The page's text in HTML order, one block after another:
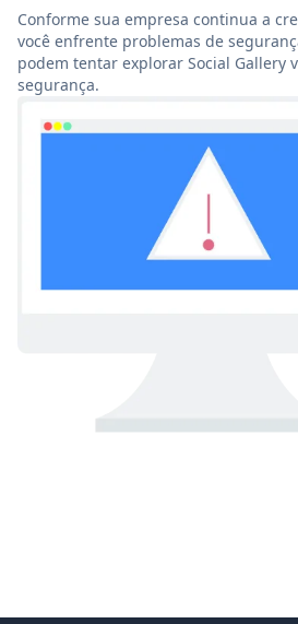
Conforme sua empresa continua a
você enfrente problemas de
podem tentar explorar Social Gallery
segurança.